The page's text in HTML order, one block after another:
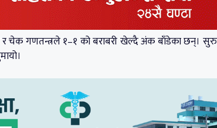
चेक गणतन्त्रले १–१ को बराबरी खेल्दै अंक बाँडेका छन्।